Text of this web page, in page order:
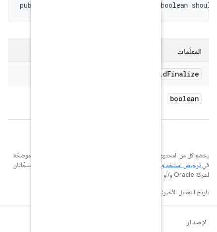
public void
في هذه الصفحة للتراخيص الموضحّة
. إنّ Java وOpenJDK هما علامتان تجاريتان مسجَّلتان